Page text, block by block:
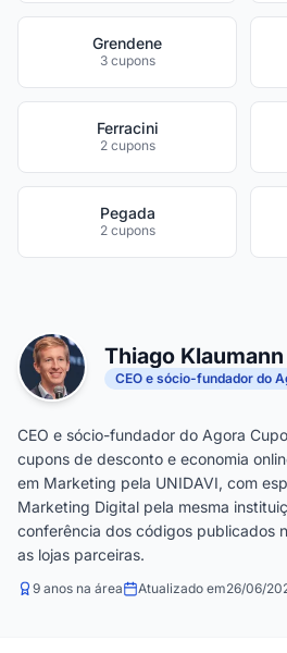
Grendene
3 cupons
Ferracini
2 cupons
Pegada
2 cupons
Thiago Klaumann
CEO e sócio-fundador do
CEO e sócio-fundador do Agora
cupons de desconto e economia
em Marketing pela UNIDAVI, com
Marketing Digital pela mesma
conferência dos códigos publicados
as lojas parceiras.
9 anos na área Atualizado em26/06/